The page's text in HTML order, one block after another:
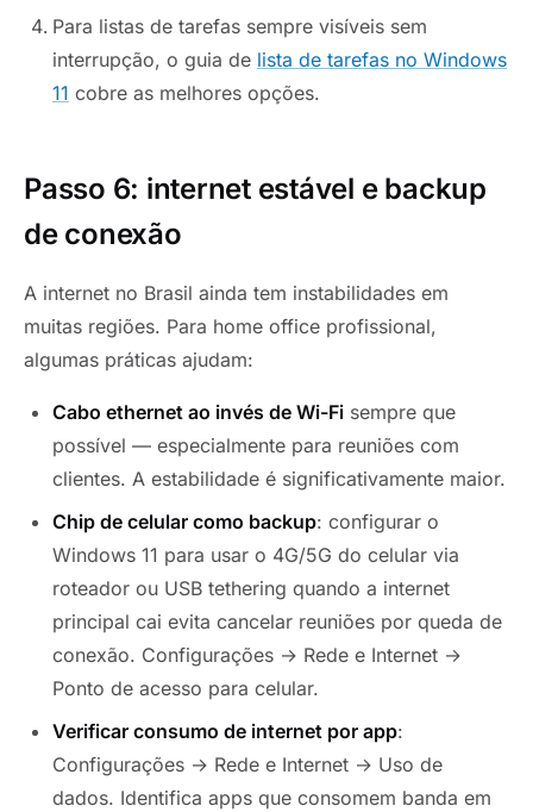
Para listas de tarefas sempre visíveis sem
interrupção, o guia de lista de tarefas no Windows
11 cobre as melhores opções.
Passo 6: internet estável e backup
de conexão
A internet no Brasil ainda tem instabilidades em
muitas regiões. Para home office profissional,
algumas práticas ajudam:
Cabo ethernet ao invés de Wi-Fi sempre que
possível — especialmente para reuniões com
clientes. A estabilidade é significativamente maior.
Chip de celular como backup: configurar o
Windows 11 para usar o 4G/5G do celular via
roteador ou USB tethering quando a internet
principal cai evita cancelar reuniões por queda de
conexão. Configurações → Rede e Internet →
Ponto de acesso para celular.
Verificar consumo de internet por app:
Configurações → Rede e Internet → Uso de
dados. Identifica apps que consomem banda em